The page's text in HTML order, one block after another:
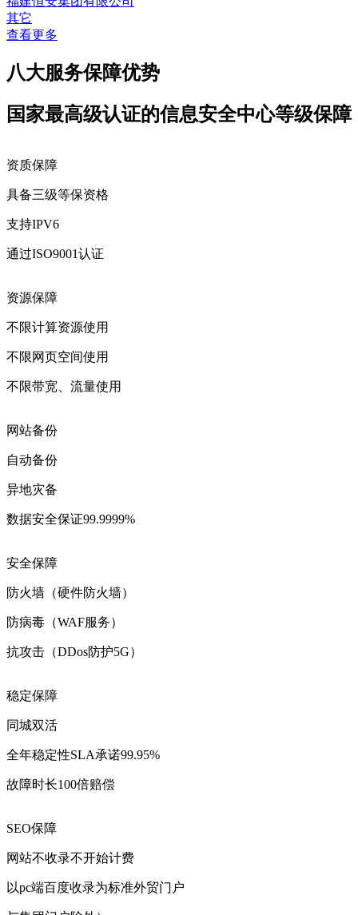
其它
查看更多
八大服务保障优势
国家最高级认证的信息安全中心等级保障
资质保障
具备三级等保资格
支持IPV6
通过ISO9001认证
资源保障
不限计算资源使用
不限网页空间使用
不限带宽、流量使用
网站备份
自动备份
异地灾备
数据安全保证99.9999%
安全保障
防火墙（硬件防火墙）
防病毒（WAF服务）
抗攻击（DDos防护5G）
稳定保障
同城双活
全年稳定性SLA承诺99.95%
故障时长100倍赔偿
SEO保障
网站不收录不开始计费
以pc端百度收录为标准外贸门户